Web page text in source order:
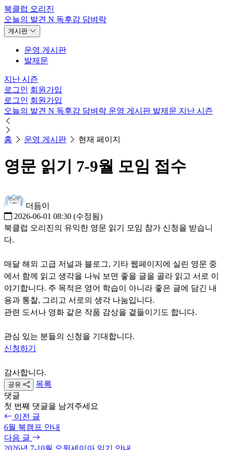
북클럽 오리진
오늘의 발견 N 독후감 담벼락
게시판
운영 게시판
발제문
지난 시즌
로그인 회원가입
로그인 회원가입
오늘의 발견 N 독후감 담벼락 운영 게시판 발제문 지난 시즌
홈 운영 게시판 현재 페이지
영문 읽기 7-9월 모임 접수
더듬이
2026-06-01 08:30 (수정됨)
북클럽 오리진의 유익한 영문 읽기 모임 참가 신청을 받습니
다.
매달 해외 고급 저널과 블로그, 기타 웹페이지에 실린 영문 중
에서 함께 읽고 생각을 나눠 보면 좋을 글을 골라 읽고 서로 이
야기합니다. 주 목적은 영어 학습이 아니라 좋은 글에 담긴 내
용과 통찰, 그리고 서로의 생각 나눔입니다.
관련 도서나 영화 같은 작품 감상을 곁들이기도 합니다.
관심 있는 분들의 신청을 기대합니다.
신청하기
감사합니다.
공유
목록
댓글
첫 번째 댓글을 남겨주세요
이전 글
6월 북캠프 안내
다음 글
2026년 7-10월 오뒷세이아 읽기 안내